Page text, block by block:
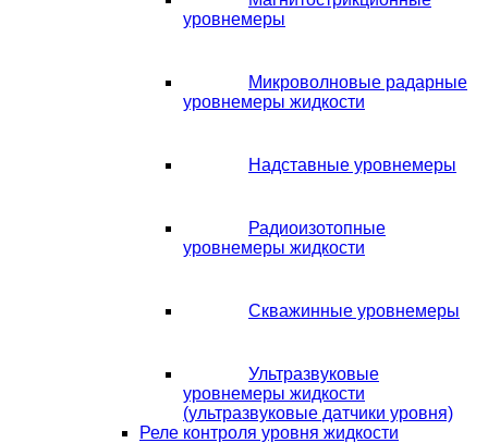
уровнемеры
Микроволновые радарные
уровнемеры жидкости
Надставные уровнемеры
Радиоизотопные
уровнемеры жидкости
Скважинные уровнемеры
Ультразвуковые
уровнемеры жидкости
(ультразвуковые датчики уровня)
Реле контроля уровня жидкости